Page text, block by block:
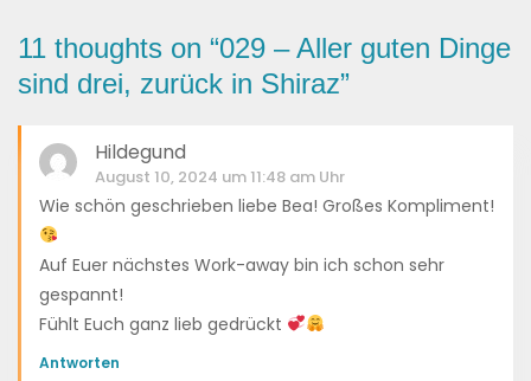
11 thoughts on “029 – Aller guten Dinge
sind drei, zurück in Shiraz”
Hildegund
August 10, 2024 um 11:48 am Uhr
Wie schön geschrieben liebe Bea! Großes Kompliment!
Auf Euer nächstes Work-away bin ich schon sehr
gespannt!
Fühlt Euch ganz lieb gedrückt
Antworten